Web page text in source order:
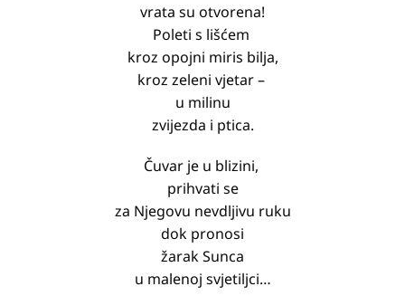
vrata su otvorena!
Poleti s lišćem
kroz opojni miris bilja,
kroz zeleni vjetar –
u milinu
zvijezda i ptica.
Čuvar je u blizini,
prihvati se
za Njegovu nevdljivu ruku
dok pronosi
žarak Sunca
u malenoj svjetiljci…